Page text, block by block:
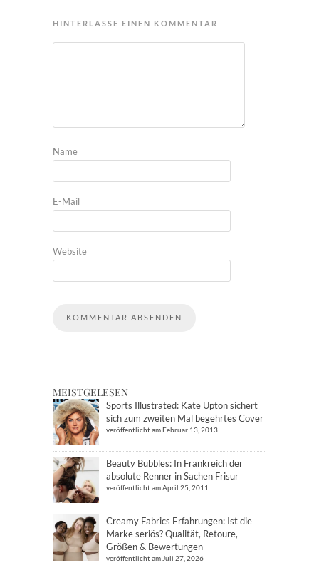
HINTERLASSE EINEN KOMMENTAR
Name
E-Mail
Website
MEISTGELESEN
Sports Illustrated: Kate Upton sichert
sich zum zweiten Mal begehrtes Cover
veröffentlicht am Februar 13, 2013
Beauty Bubbles: In Frankreich der
absolute Renner in Sachen Frisur
veröffentlicht am April 25, 2011
Creamy Fabrics Erfahrungen: Ist die
Marke seriös? Qualität, Retoure,
Größen & Bewertungen
veröffentlicht am Juli 27, 2026